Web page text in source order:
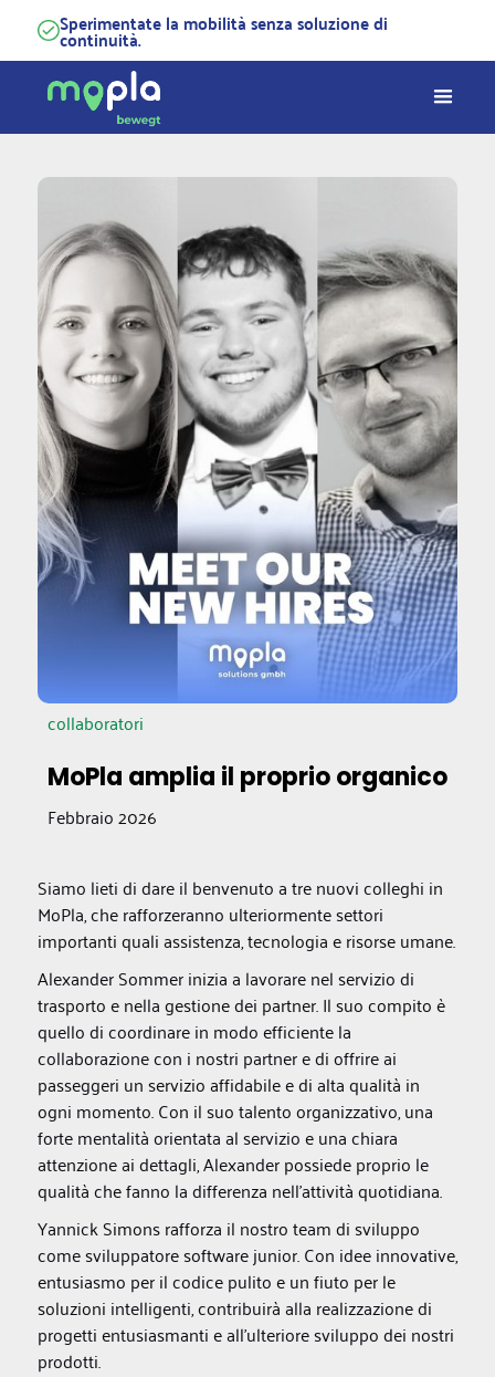
Sperimentate la mobilità senza soluzione di
continuità.
collaboratori
MoPla amplia il proprio organico
Febbraio 2026
Siamo lieti di dare il benvenuto a tre nuovi colleghi in
MoPla, che rafforzeranno ulteriormente settori
importanti quali assistenza, tecnologia e risorse umane.
Alexander Sommer inizia a lavorare nel servizio di
trasporto e nella gestione dei partner. Il suo compito è
quello di coordinare in modo efficiente la
collaborazione con i nostri partner e di offrire ai
passeggeri un servizio affidabile e di alta qualità in
ogni momento. Con il suo talento organizzativo, una
forte mentalità orientata al servizio e una chiara
attenzione ai dettagli, Alexander possiede proprio le
qualità che fanno la differenza nell'attività quotidiana.
Yannick Simons rafforza il nostro team di sviluppo
come sviluppatore software junior. Con idee innovative,
entusiasmo per il codice pulito e un fiuto per le
soluzioni intelligenti, contribuirà alla realizzazione di
progetti entusiasmanti e all'ulteriore sviluppo dei nostri
prodotti.